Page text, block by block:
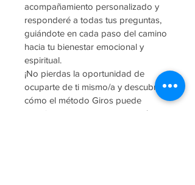
acompañamiento personalizado y
responderé a todas tus preguntas,
guiándote en cada paso del camino
hacia tu bienestar emocional y
espiritual.
¡No pierdas la oportunidad de
ocuparte de ti mismo/a y descubre
cómo el método Giros puede
transformar tu vida! Visita mi página